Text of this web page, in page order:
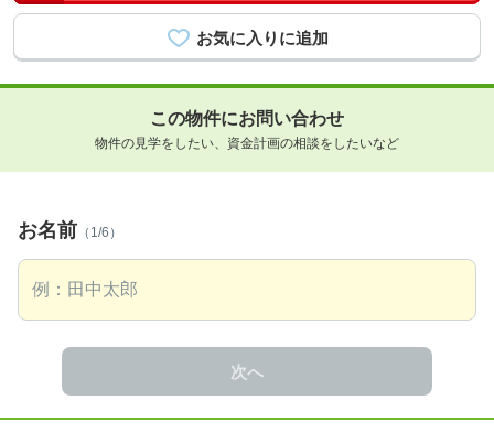
この物件にお問い合わせ
物件の見学をしたい、資金計画の相談をしたいなど
お名前 （1/6）
次へ